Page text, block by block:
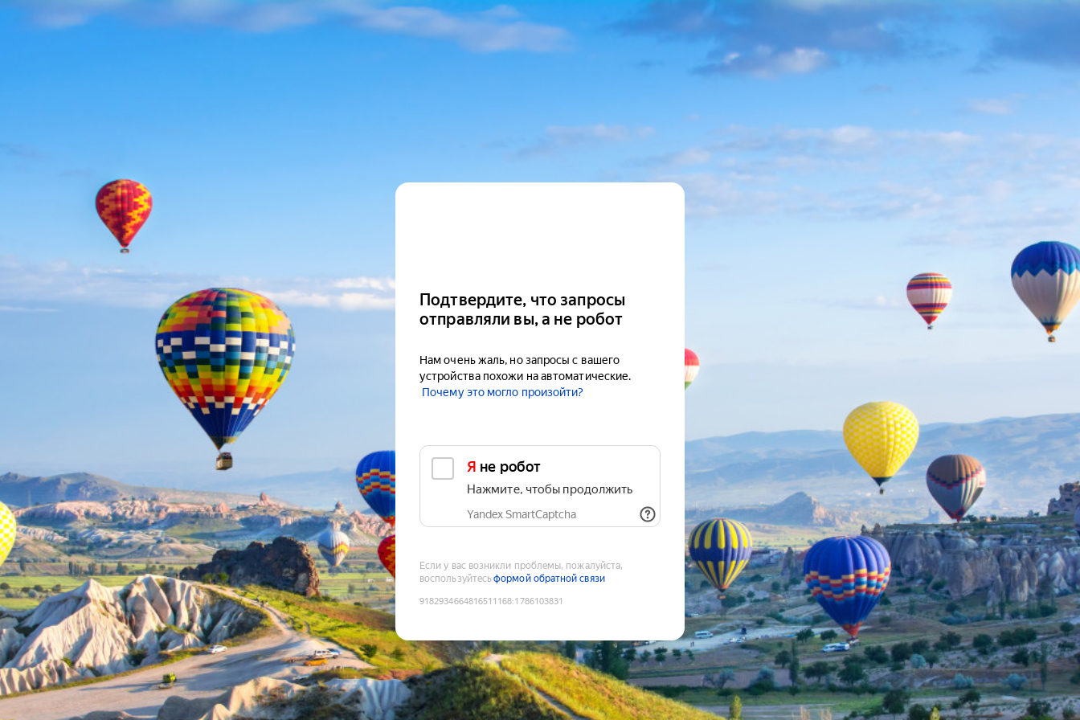
Подтвердите, что запросы
отправляли вы, а не робот
Нам очень жаль, но запросы с вашего
устройства похожи на автоматические.
Почему это могло произойти?
Я не робот
Нажмите, чтобы продолжить
Yandex SmartCaptcha
Если у вас возникли проблемы, пожалуйста,
воспользуйтесьформой обратной связи
9182934664816511168:1786103831